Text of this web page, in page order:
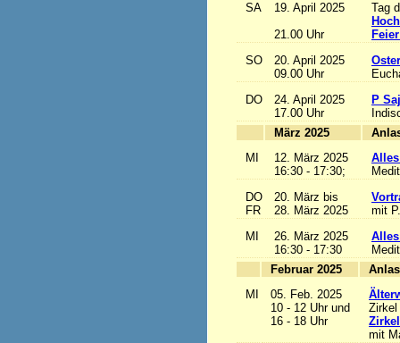
SA
19. April 2025
21.00 Uhr
Tag
SO
20. April 2025
09.00 Uhr
DO
24. April 2025
17.00 Uhr
P
März 2025
MI
12. März 2025
16:30 - 17:30;
DO
FR
20. März bis
28. März 2025
mit
MI
26. März 2025
16:30 - 17:30
Februar 2025
MI
05. Feb. 2025
10 - 12 Uhr und
16 - 18 Uhr
Zirkel
mit